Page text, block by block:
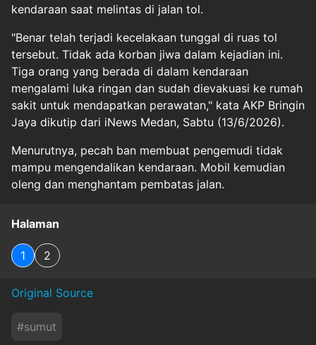
kendaraan saat melintas di jalan tol.
"Benar telah terjadi kecelakaan tunggal di ruas tol
tersebut. Tidak ada korban jiwa dalam kejadian ini.
Tiga orang yang berada di dalam kendaraan
mengalami luka ringan dan sudah dievakuasi ke rumah
sakit untuk mendapatkan perawatan," kata AKP Bringin
Jaya dikutip dari iNews Medan, Sabtu (13/6/2026).
Menurutnya, pecah ban membuat pengemudi tidak
mampu mengendalikan kendaraan. Mobil kemudian
oleng dan menghantam pembatas jalan.
Halaman
1 2
Original Source
#sumut